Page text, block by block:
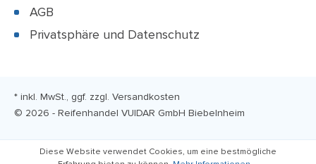
AGB
Privatsphäre und Datenschutz
* inkl. MwSt., ggf. zzgl. Versandkosten
© 2026 - Reifenhandel VUIDAR GmbH Biebelnheim
Diese Website verwendet Cookies, um eine bestmögliche